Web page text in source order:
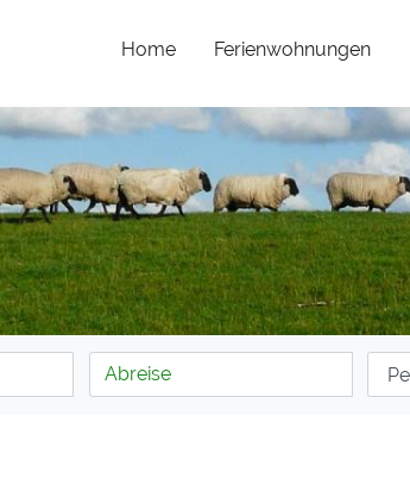
Home Ferienwohnungen